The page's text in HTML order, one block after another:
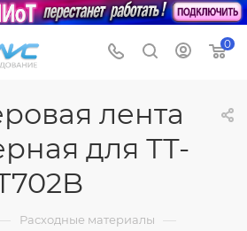
0
лента
для ТТ-
Расходные материалы —